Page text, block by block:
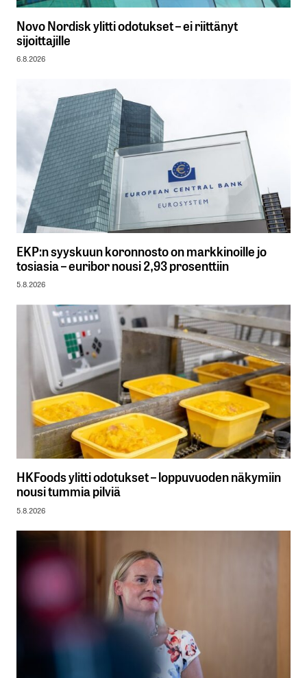
Novo Nordisk ylitti odotukset – ei riittänyt
sijoittajille
6.8.2026
EKP:n syyskuun koronnosto on markkinoille jo
tosiasia – euribor nousi 2,93 prosenttiin
5.8.2026
HKFoods ylitti odotukset – loppuvuoden näkymiin
nousi tummia pilviä
5.8.2026